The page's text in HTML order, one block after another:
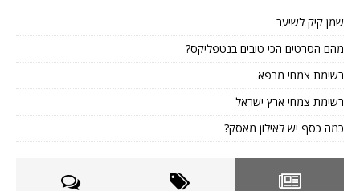
שמן קיק לשיער
מהם הסרטים הכי טובים בנטפליקס?
רשימת צמחי מרפא
רשימת צמחי ארץ ישראל
כמה כסף יש לאילון מאסק?